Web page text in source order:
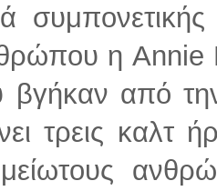
η Annie
από την
τρεις καλτ